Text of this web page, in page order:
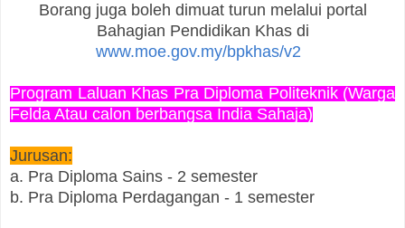
Borang juga boleh dimuat turun melalui portal
Bahagian Pendidikan Khas di
www.moe.gov.my/bpkhas/v2
Program Laluan Khas Pra Diploma Politeknik (Warga
Felda Atau calon berbangsa India Sahaja)
Jurusan:
a. Pra Diploma Sains - 2 semester
b. Pra Diploma Perdagangan - 1 semester